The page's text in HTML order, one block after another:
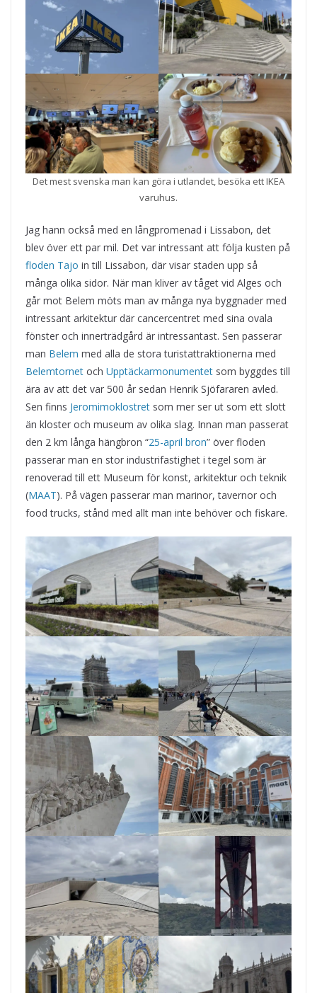
Det mest svenska man kan göra i utlandet, besöka ett IKEA
varuhus.
Jag hann också med en långpromenad i Lissabon, det
blev över ett par mil. Det var intressant att följa kusten på
floden Tajo in till Lissabon, där visar staden upp så
många olika sidor. När man kliver av tåget vid Alges och
går mot Belem möts man av många nya byggnader med
intressant arkitektur där cancercentret med sina ovala
fönster och innerträdgård är intressantast. Sen passerar
man Belem med alla de stora turistattraktionerna med
Belemtornet och Upptäckarmonumentet som byggdes till
ära av att det var 500 år sedan Henrik Sjöfararen avled.
Sen finns Jeromimoklostret som mer ser ut som ett slott
än kloster och museum av olika slag. Innan man passerat
den 2 km långa hängbron “25-april bron” över floden
passerar man en stor industrifastighet i tegel som är
renoverad till ett Museum för konst, arkitektur och teknik
(MAAT). På vägen passerar man marinor, tavernor och
food trucks, stånd med allt man inte behöver och fiskare.